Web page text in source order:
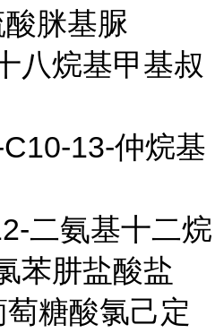
脒基脲
八烷基甲基叔
13-仲烷基
二氨基十二烷
苯肼盐酸盐
糖酸氯己定